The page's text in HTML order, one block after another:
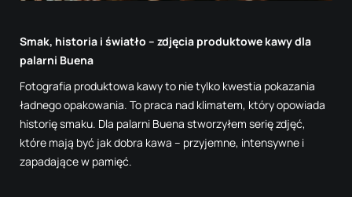
Smak, historia i światło – zdjęcia produktowe kawy dla
palarni Buena
Fotografia produktowa kawy to nie tylko kwestia pokazania
ładnego opakowania. To praca nad klimatem, który opowiada
historię smaku. Dla palarni Buena stworzyłem serię zdjęć,
które mają być jak dobra kawa – przyjemne, intensywne i
zapadające w pamięć.